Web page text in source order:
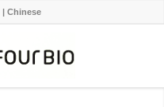
|Chinese